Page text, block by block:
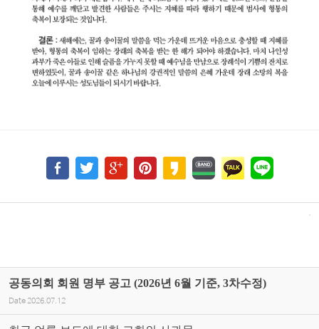
공동의회 회원 명부 공고 (2026년 6월 기준, 3차수정)
Date 2026.07.12